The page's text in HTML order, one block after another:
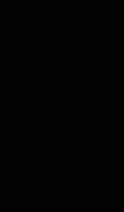
mit
Komet